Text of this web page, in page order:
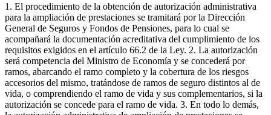
1. El procedimiento de la obtención de autorización administrativa
para la ampliación de prestaciones se tramitará por la Dirección
General de Seguros y Fondos de Pensiones, para lo cual se
acompañará la documentación acreditativa del cumplimiento de los
requisitos exigidos en el artículo 66.2 de la Ley. 2. La autorización
será competencia del Ministro de Economía y se concederá por
ramos, abarcando el ramo completo y la cobertura de los riesgos
accesorios del mismo, tratándose de ramos de seguro distintos al de
vida, o comprendiendo el ramo de vida y sus complementarios, si la
autorización se concede para el ramo de vida. 3. En todo lo demás,